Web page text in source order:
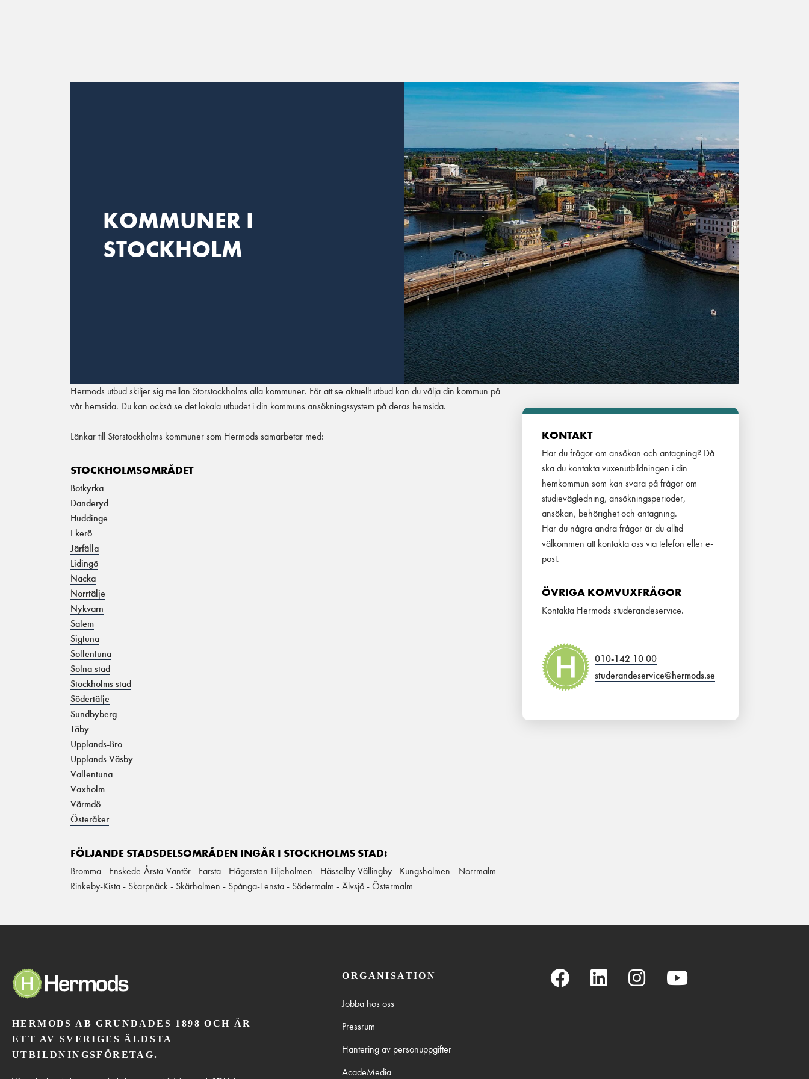
KOMMUNER I
STOCKHOLM
Hermods utbud skiljer sig mellan Storstockholms alla kommuner. För att se aktuellt utbud kan du välja din kommun på
vår hemsida. Du kan också se det lokala utbudet i din kommuns ansökningssystem på deras hemsida.
Länkar till Storstockholms kommuner som Hermods samarbetar med:
STOCKHOLMSOMRÅDET
Botkyrka
Danderyd
Huddinge
Ekerö
Järfälla
Lidingö
Nacka
Norrtälje
Nykvarn
Salem
Sigtuna
Sollentuna
Solna stad
Stockholms stad
Södertälje
Sundbyberg
Täby
Upplands-Bro
Upplands Väsby
Vallentuna
Vaxholm
Värmdö
Österåker
FÖLJANDE STADSDELSOMRÅDEN INGÅR I STOCKHOLMS STAD:
Bromma - Enskede-Årsta-Vantör - Farsta - Hägersten-Liljeholmen - Hässelby-Vällingby - Kungsholmen - Norrmalm -
Rinkeby-Kista - Skarpnäck - Skärholmen - Spånga-Tensta - Södermalm - Älvsjö - Östermalm
KONTAKT
Har du frågor om ansökan och antagning? Då
ska du kontakta vuxenutbildningen i din
hemkommun som kan svara på frågor om
studievägledning, ansökningsperioder,
ansökan, behörighet och antagning.
Har du några andra frågor är du alltid
välkommen att kontakta oss via telefon eller e-
post.
ÖVRIGA KOMVUXFRÅGOR
Kontakta Hermods studerandeservice.
010-142 10 00
studerandeservice@hermods.se
HERMODS AB GRUNDADES 1898 OCH ÄR
ETT AV SVERIGES ÄLDSTA
UTBILDNINGSFÖRETAG.
ORGANISATION
Jobba hos oss
Pressrum
Hantering av personuppgifter
AcadeMedia